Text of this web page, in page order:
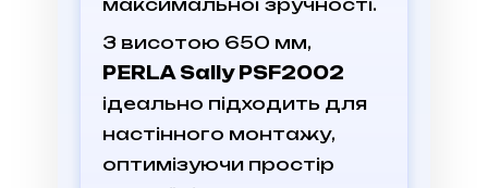
З висотою 650 мм,
PERLA Sally PSF2002
ідеально підходить для
настінного монтажу,
оптимізуючи простір